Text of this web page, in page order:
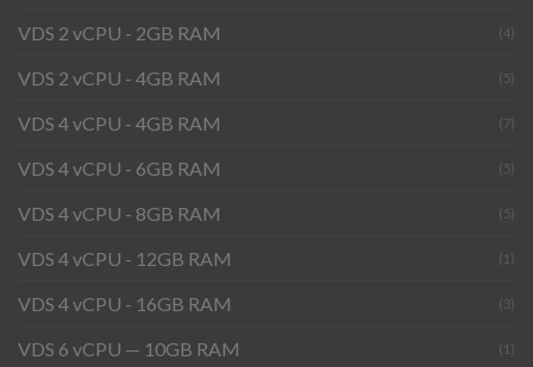
VDS 2 vCPU - 2GB RAM (4)
VDS 2 vCPU - 4GB RAM (5)
VDS 4 vCPU - 4GB RAM (7)
VDS 4 vCPU - 6GB RAM (5)
VDS 4 vCPU - 8GB RAM (5)
VDS 4 vCPU - 12GB RAM (1)
VDS 4 vCPU - 16GB RAM (3)
VDS 6 vCPU — 10GB RAM (1)